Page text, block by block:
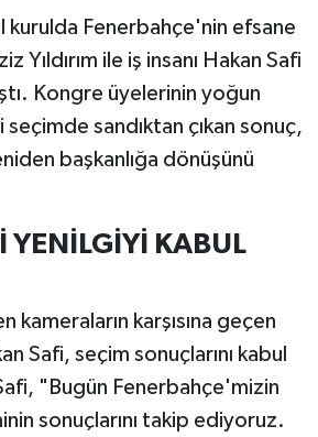
kurulda Fenerbahçe'nin efsane
Yıldırım ile iş insanı Hakan Safi
Kongre üyelerinin yoğun
seçimde sandıktan çıkan sonuç,
başkanlığa dönüşünü
YENİLGİYİ KABUL
kameraların karşısına geçen
Safi, seçim sonuçlarını kabul
"Bugün Fenerbahçe'mizin
sonuçlarını takip ediyoruz.